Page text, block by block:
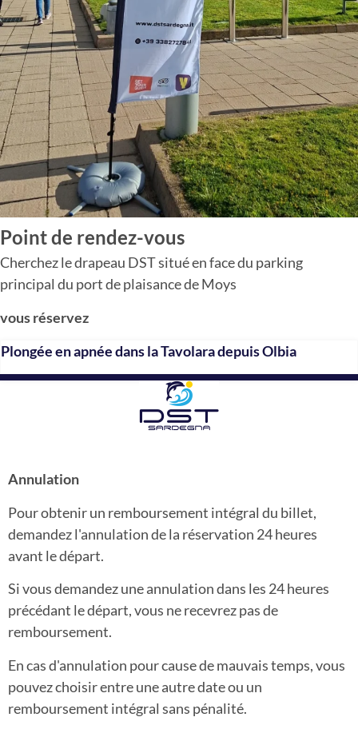
Point de rendez-vous
Cherchez le drapeau DST situé en face du parking
principal du port de plaisance de Moys
vous réservez
Plongée en apnée dans la Tavolara depuis Olbia
Annulation
Pour obtenir un remboursement intégral du billet,
demandez l'annulation de la réservation 24 heures
avant le départ.
Si vous demandez une annulation dans les 24 heures
précédant le départ, vous ne recevrez pas de
remboursement.
En cas d'annulation pour cause de mauvais temps, vous
pouvez choisir entre une autre date ou un
remboursement intégral sans pénalité.